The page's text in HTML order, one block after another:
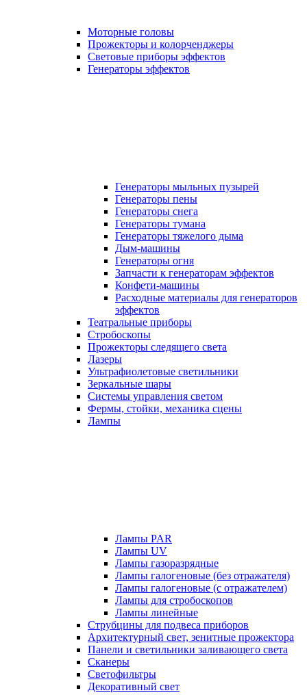
Моторные головы
Прожекторы и колорченджеры
Световые приборы эффектов
Генераторы эффектов
Генераторы мыльных пузырей
Генераторы пены
Генераторы снега
Генераторы тумана
Генераторы тяжелого дыма
Дым-машины
Генераторы огня
Запчасти к генераторам эффектов
Конфети-машины
Расходные материалы для генераторов
эффектов
Театральные приборы
Стробоскопы
Прожекторы следящего света
Лазеры
Ультрафиолетовые светильники
Зеркальные шары
Системы управления светом
Фермы, стойки, механика сцены
Лампы
Лампы PAR
Лампы UV
Лампы газоразрядные
Лампы галогеновые (без отражателя)
Лампы галогеновые (с отражателем)
Лампы для стробоскопов
Лампы линейные
Струбцины для подвеса приборов
Архитектурный свет, зенитные прожектора
Панели и светильники заливающего света
Сканеры
Светофильтры
Декоративный свет